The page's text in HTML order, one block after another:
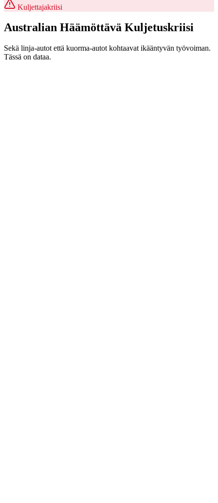
Kuljettajakriisi
Australian Häämöttävä Kuljetuskriisi
Sekä linja-autot että kuorma-autot kohtaavat ikääntyvän työvoiman.
Tässä on dataa.